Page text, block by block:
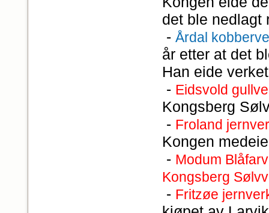
det ble nedlagt
- Årdal
år etter at det
Han eide
- Eidsvold
Kongsberg
- Froland
Kongen
- Modum
Kongsberg
- Fritzøe